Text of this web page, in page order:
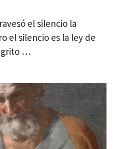
el silencio la
el silencio es la ley de
grito …